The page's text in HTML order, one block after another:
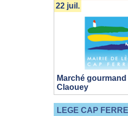
Marché gourmand
Claouey
22 juil.
LEGE CAP